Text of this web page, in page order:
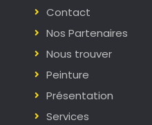
Contact
Nos Partenaires
Nous trouver
Peinture
Présentation
Services